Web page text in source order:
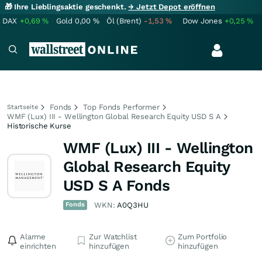
🎁 Ihre Lieblingsaktie geschenkt.→ Jetzt Depot eröffnen
DAX +0,69% Gold 0,00 % Öl (Brent) -1,53% Dow Jones +0,25%
Startseite Fonds
Top Fonds Performer
WMF (Lux) III - Wellington Global Research Equity USD S A
Historische Kurse
WMF (Lux) III - Wellington
Global Research Equity
USD S A Fonds
Fonds WKN:A0Q3HU
Alarme
einrichten
Zur Watchlist
hinzufügen
Zum Portfolio
hinzufügen